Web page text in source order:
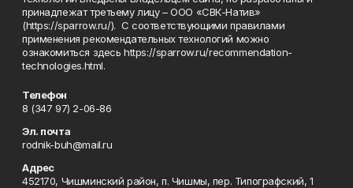
принадлежат третьему лицу – ООО «СВК-Натив»
(https://sparrow.ru/). С соответствующими правилами
применения рекомендательных технологий можно
ознакомиться здесь https://sparrow.ru/recommendation-
technologies.html.
Телефон
8 (347 97) 2-06-86
Эл. почта
rodnik-buh@mail.ru
Адрес
452170, Чишминский район, п. Чишмы, пер. Типографский, 1